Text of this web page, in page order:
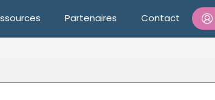
Partenaires Contact